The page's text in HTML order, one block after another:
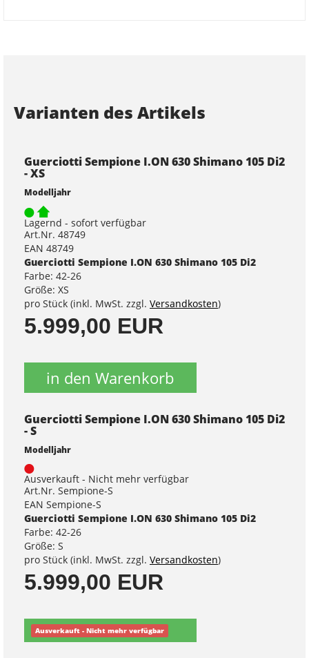
Varianten des Artikels
Guerciotti Sempione I.ON 630 Shimano 105 Di2
- XS
Modelljahr
Lagernd - sofort verfügbar
Art.Nr. 48749
EAN 48749
Guerciotti Sempione I.ON 630 Shimano 105 Di2
Farbe: 42-26
Größe: XS
pro Stück (inkl. MwSt. zzgl. Versandkosten)
5.999,00 EUR
in den Warenkorb
Guerciotti Sempione I.ON 630 Shimano 105 Di2
- S
Modelljahr
Ausverkauft - Nicht mehr verfügbar
Art.Nr. Sempione-S
EAN Sempione-S
Guerciotti Sempione I.ON 630 Shimano 105 Di2
Farbe: 42-26
Größe: S
pro Stück (inkl. MwSt. zzgl. Versandkosten)
5.999,00 EUR
Ausverkauft - Nicht mehr verfügbar